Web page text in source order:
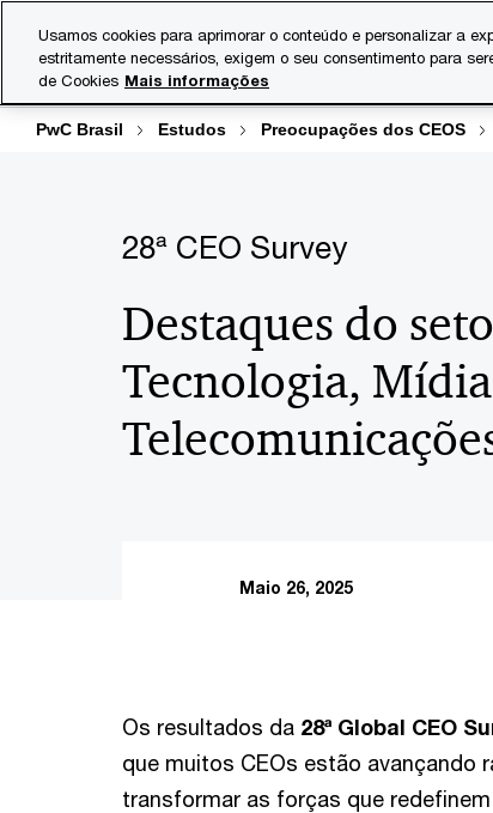
content
footer
PwC Brasil Estudos Preocupações dos CEOS
28ª CEO Survey
Destaques do
Tecnologia,
Maio 26, 2025
Os resultados da 28ª Global CEO
que muitos CEOs estão avançando
transformar as forças que
Usamos cookies para aprimorar o conteúdo e personalizar a
estritamente necessários, exigem o seu consentimento para
de Cookies Mais informações